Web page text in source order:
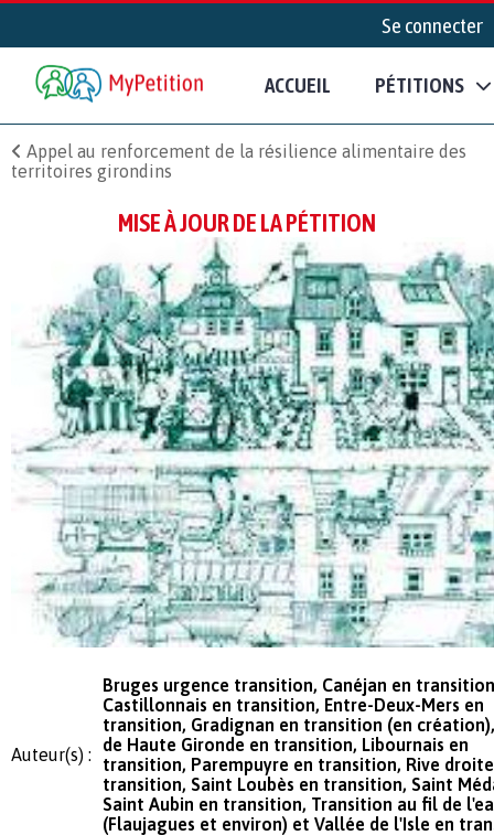
Se connecter
ACCUEIL PÉTITIONS
Appel au renforcement de la résilience alimentaire des
territoires girondins
MISE À JOUR DE LA PÉTITION
Auteur(s) :
Bruges urgence transition, Canéjan en
Castillonnais en transition, Entre-Deux-Mers en
transition, Gradignan en transition (en
de Haute Gironde en transition, Libournais en
transition, Parempuyre en transition, Rive
transition, Saint Loubès en transition, Saint
Saint Aubin en transition, Transition au fil de
(Flaujagues et environ) et Vallée de l'Isle en